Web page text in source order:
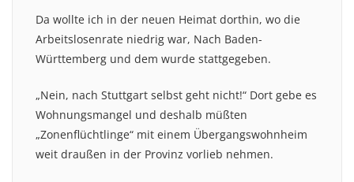
Da wollte ich in der neuen Heimat dorthin, wo die
Arbeitslosenrate niedrig war, Nach Baden-
Württemberg und dem wurde stattgegeben.
„Nein, nach Stuttgart selbst geht nicht!“ Dort gebe es
Wohnungsmangel und deshalb müßten
„Zonenflüchtlinge“ mit einem Übergangswohnheim
weit draußen in der Provinz vorlieb nehmen.